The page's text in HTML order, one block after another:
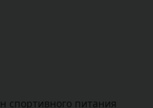
спортивного питания